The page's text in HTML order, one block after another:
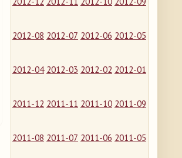
2012-08 2012-07 2012-06 2012-05
2012-04 2012-03 2012-02 2012-01
2011-12 2011-11 2011-10 2011-09
2011-08 2011-07 2011-06 2011-05